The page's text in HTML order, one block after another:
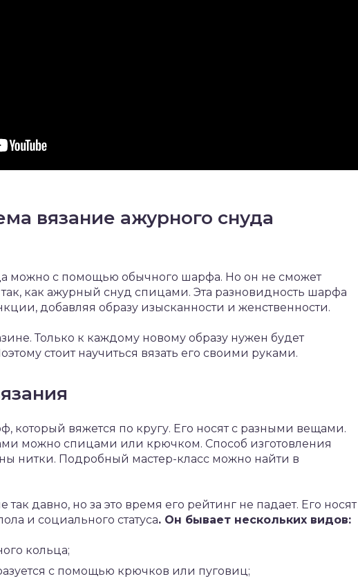
вязание ажурного снуда
можно с помощью обычного шарфа. Но он не сможет
как ажурный снуд спицами. Эта разновидность шарфа
добавляя образу изысканности и женственности.
Только к каждому новому образу нужен будет
стоит научиться вязать его своими руками.
который вяжется по кругу. Его носят с разными вещами.
можно спицами или крючком. Способ изготовления
нитки. Подробный мастер-класс можно найти в
давно, но за это время его рейтинг не падает. Его носят
и социального статуса. Он бывает нескольких видов:
кольца;
с помощью крючков или пуговиц;